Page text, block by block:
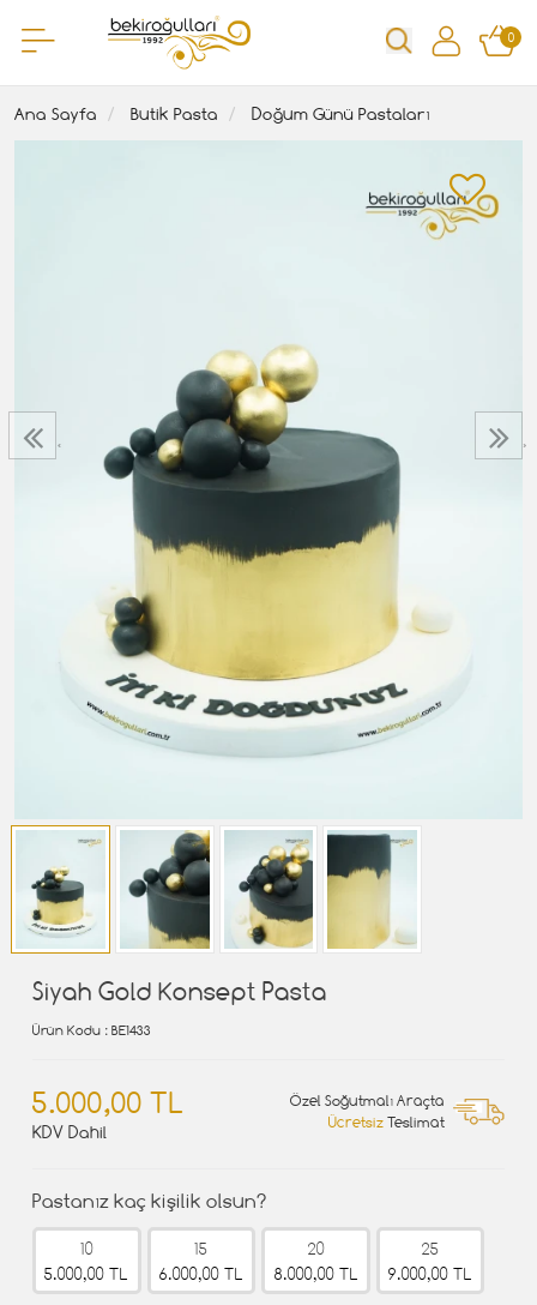
0
Ana Sayfa Butik Pasta Doğum Günü Pastaları
‹ ›
Siyah Gold Konsept Pasta
Ürün Kodu : BE1433
5.000,00 TL
KDV Dahil
Özel Soğutmalı Araçta
Ücretsiz Teslimat
Pastanız kaç kişilik olsun?
10
5.000,00 TL
15
6.000,00 TL
20
8.000,00 TL
25
9.000,00 TL